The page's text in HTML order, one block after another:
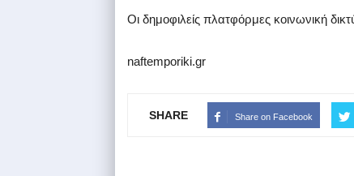
Οι δημοφιλείς πλατφόρμες κοινωνική
naftemporiki.gr
SHARE Share on Facebook